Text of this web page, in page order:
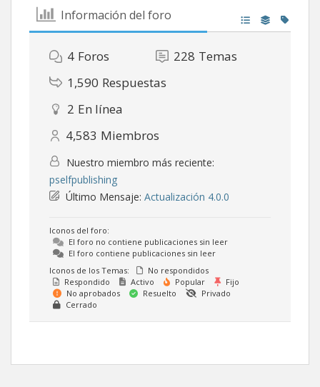
Información del foro
4 Foros 228 Temas
1,590 Respuestas
2 En línea
4,583 Miembros
Nuestro miembro más reciente:
pselfpublishing
Último Mensaje: Actualización 4.0.0
Iconos del foro:
El foro no contiene publicaciones sin leer
El foro contiene publicaciones sin leer
Iconos de los Temas:
No respondidos
Respondido
Activo Popular
Fijo
No aprobados
Resuelto
Privado
Cerrado